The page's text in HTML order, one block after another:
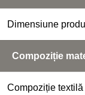
Dimensiune
Compoziție
Compoziție textilă